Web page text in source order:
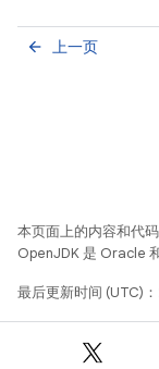
上一页
arrow_back
本页面上的内容和代
OpenJDK 是 Oracle
最后更新时间 (UTC)